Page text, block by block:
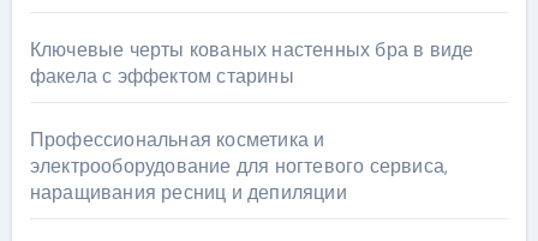
Ключевые черты кованых настенных бра в виде
факела с эффектом старины
Профессиональная косметика и
электрооборудование для ногтевого сервиса,
наращивания ресниц и депиляции